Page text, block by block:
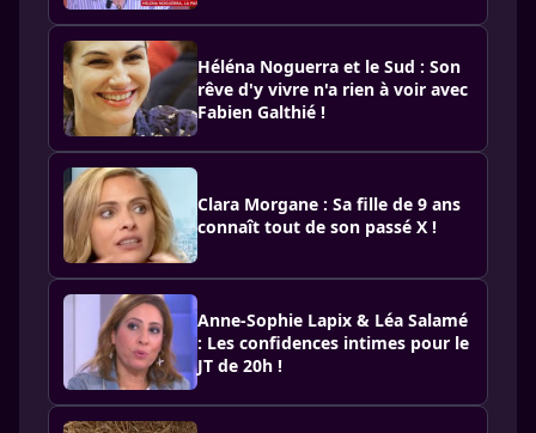
Héléna Noguerra et le Sud : Son
rêve d'y vivre n'a rien à voir avec
Fabien Galthié !
Clara Morgane : Sa fille de 9 ans
connaît tout de son passé X !
Anne-Sophie Lapix & Léa Salamé
: Les confidences intimes pour le
JT de 20h !